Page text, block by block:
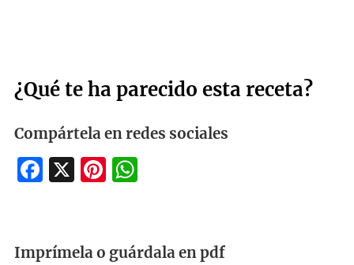
¿Qué te ha parecido esta receta?
Compártela en redes sociales
Facebook
X Pinterest
WhatsApp
Imprímela o guárdala en pdf